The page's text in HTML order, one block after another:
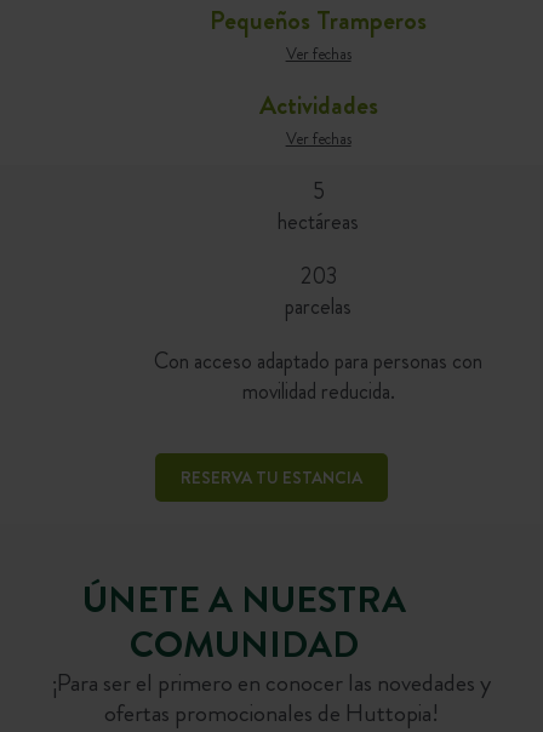
Pequeños Tramperos
Ver fechas
Actividades
Ver fechas
5
hectáreas
203
parcelas
Con acceso adaptado para personas con
movilidad reducida.
RESERVA TU ESTANCIA
ÚNETE A NUESTRA
COMUNIDAD
¡Para ser el primero en conocer las novedades y
ofertas promocionales de Huttopia!